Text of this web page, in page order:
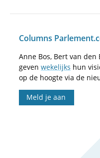
Columns
Anne Bos, Bert van den
geven wekelijks hun
op de hoogte via de
Meld je aan